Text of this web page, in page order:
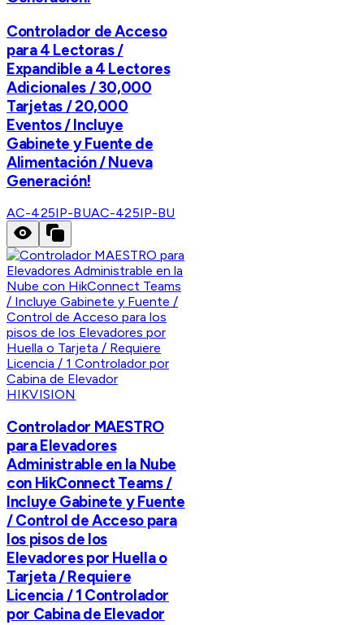
Controlador de Acceso
para 4 Lectoras /
Expandible a 4 Lectores
Adicionales / 30,000
Tarjetas / 20,000
Eventos / Incluye
Gabinete y Fuente de
Alimentación / Nueva
Generación!
AC-425IP-BUAC-425IP-BU
HIKVISION
Controlador MAESTRO
para Elevadores
Administrable en la Nube
con HikConnect Teams /
Incluye Gabinete y Fuente
/ Control de Acceso para
los pisos de los
Elevadores por Huella o
Tarjeta / Requiere
Licencia / 1 Controlador
por Cabina de Elevador